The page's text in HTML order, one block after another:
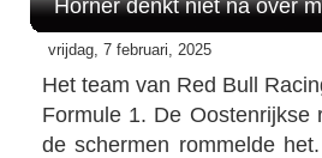
vrijdag, 7 februari, 2025
Het team van Red Bull
Formule 1. De
de schermen rommelde